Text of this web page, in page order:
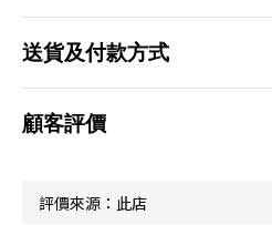
送貨及付款方式
顧客評價